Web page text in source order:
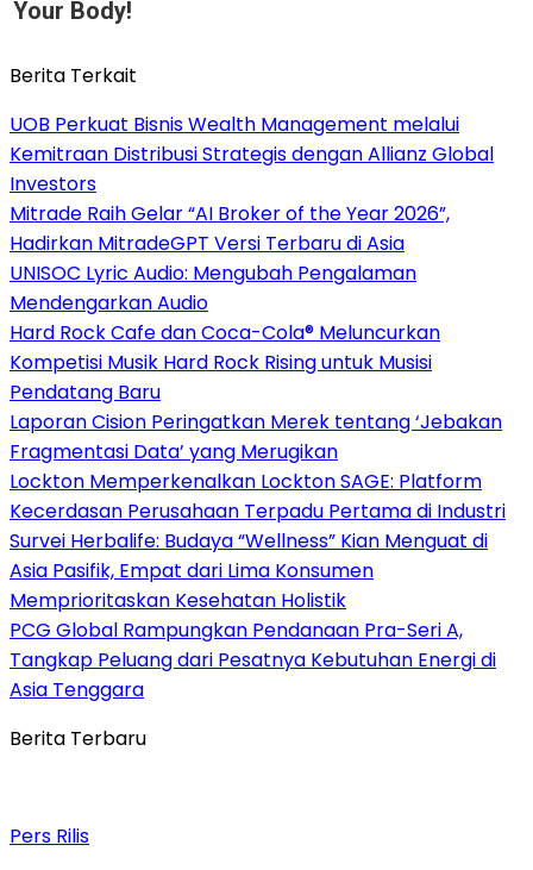
Your Body!
Berita Terkait
UOB Perkuat Bisnis Wealth Management melalui
Kemitraan Distribusi Strategis dengan Allianz Global
Investors
Mitrade Raih Gelar “AI Broker of the Year 2026”,
Hadirkan MitradeGPT Versi Terbaru di Asia
UNISOC Lyric Audio: Mengubah Pengalaman
Mendengarkan Audio
Hard Rock Cafe dan Coca-Cola® Meluncurkan
Kompetisi Musik Hard Rock Rising untuk Musisi
Pendatang Baru
Laporan Cision Peringatkan Merek tentang ‘Jebakan
Fragmentasi Data’ yang Merugikan
Lockton Memperkenalkan Lockton SAGE: Platform
Kecerdasan Perusahaan Terpadu Pertama di Industri
Survei Herbalife: Budaya “Wellness” Kian Menguat di
Asia Pasifik, Empat dari Lima Konsumen
Memprioritaskan Kesehatan Holistik
PCG Global Rampungkan Pendanaan Pra-Seri A,
Tangkap Peluang dari Pesatnya Kebutuhan Energi di
Asia Tenggara
Berita Terbaru
Pers Rilis